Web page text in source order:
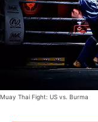
Muay Thai Fight: US vs. Burma